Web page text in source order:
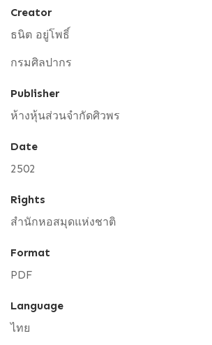
Creator
ธนิต อยู่โพธิ์
กรมศิลปากร
Publisher
ห้างหุ้นส่วนจำกัดศิวพร
Date
2502
Rights
สำนักหอสมุดแห่งชาติ
Format
PDF
Language
ไทย